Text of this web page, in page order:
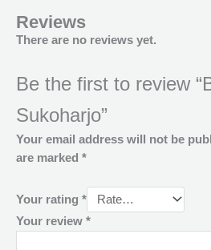
Reviews
There are no reviews yet.
Be the first to review
Sukoharjo”
Your email address will not be
are marked *
Your rating *
Your review *